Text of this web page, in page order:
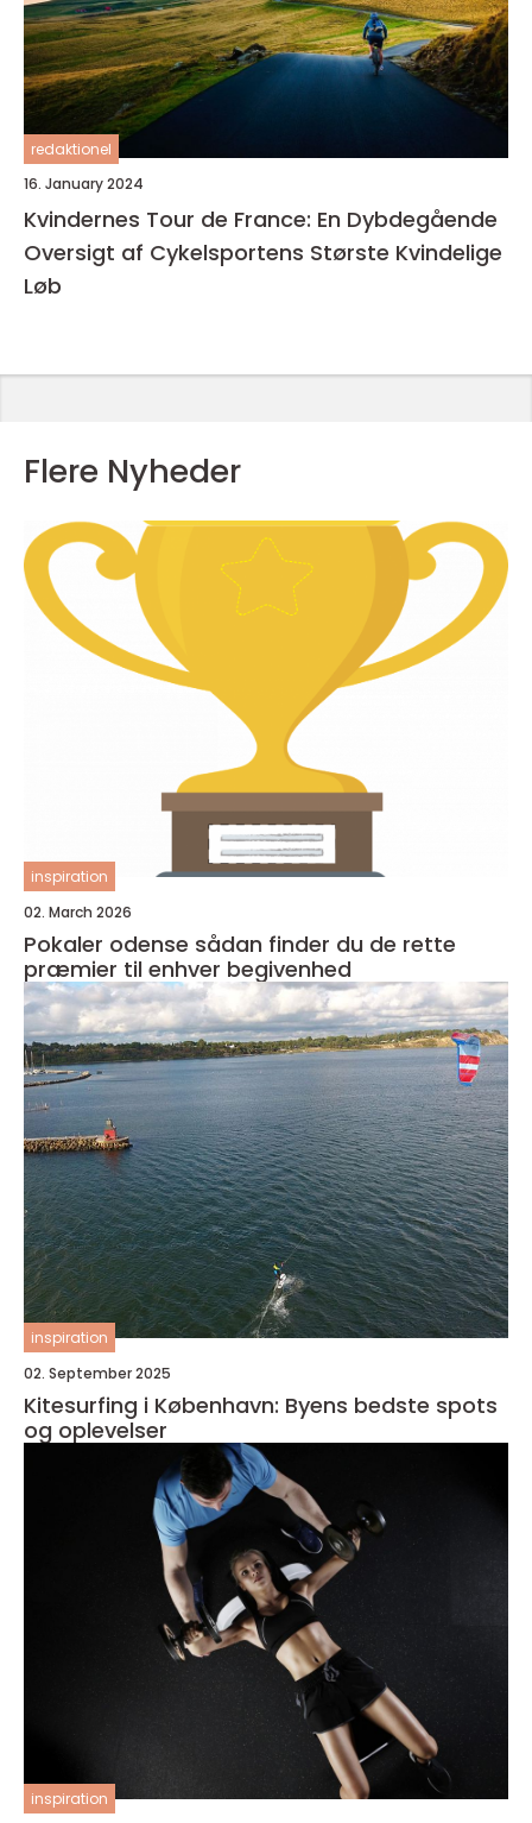
redaktionel
16. January 2024
Kvindernes Tour de France: En Dybdegående
Oversigt af Cykelsportens Største Kvindelige
Løb
Flere Nyheder
inspiration
02. March 2026
Pokaler odense sådan finder du de rette
præmier til enhver begivenhed
inspiration
02. September 2025
Kitesurfing i København: Byens bedste spots
og oplevelser
inspiration